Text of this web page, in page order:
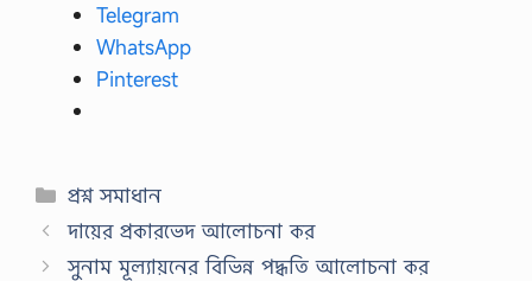
Telegram
WhatsApp
Pinterest
Categories
প্রশ্ন সমাধান
দায়ের প্রকারভেদ আলোচনা কর
সুনাম মূল্যায়নের বিভিন্ন পদ্ধতি আলোচনা কর